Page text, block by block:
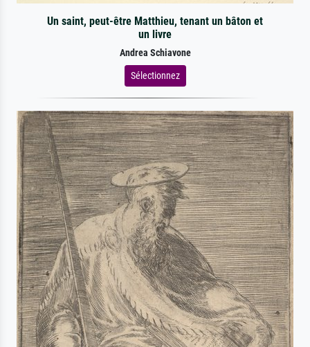
Un saint, peut-être Matthieu, tenant un bâton et
un livre
Andrea Schiavone
Sélectionnez